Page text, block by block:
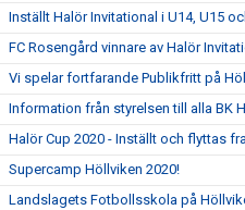
Inställt Halör Invitational i U14, U15
FC Rosengård vinnare av Halör
Vi spelar fortfarande Publikfritt på
Information från styrelsen till alla BK
Halör Cup 2020 - Inställt och flyttas
Supercamp Höllviken 2020!
Landslagets Fotbollsskola på